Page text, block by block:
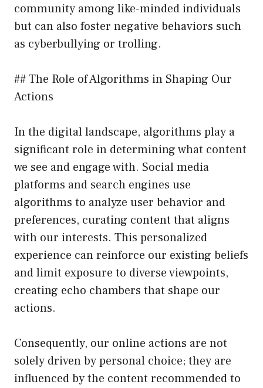
community among like-minded individuals
but can also foster negative behaviors such
as cyberbullying or trolling.
## The Role of Algorithms in Shaping Our
Actions
In the digital landscape, algorithms play a
significant role in determining what content
we see and engage with. Social media
platforms and search engines use
algorithms to analyze user behavior and
preferences, curating content that aligns
with our interests. This personalized
experience can reinforce our existing beliefs
and limit exposure to diverse viewpoints,
creating echo chambers that shape our
actions.
Consequently, our online actions are not
solely driven by personal choice; they are
influenced by the content recommended to